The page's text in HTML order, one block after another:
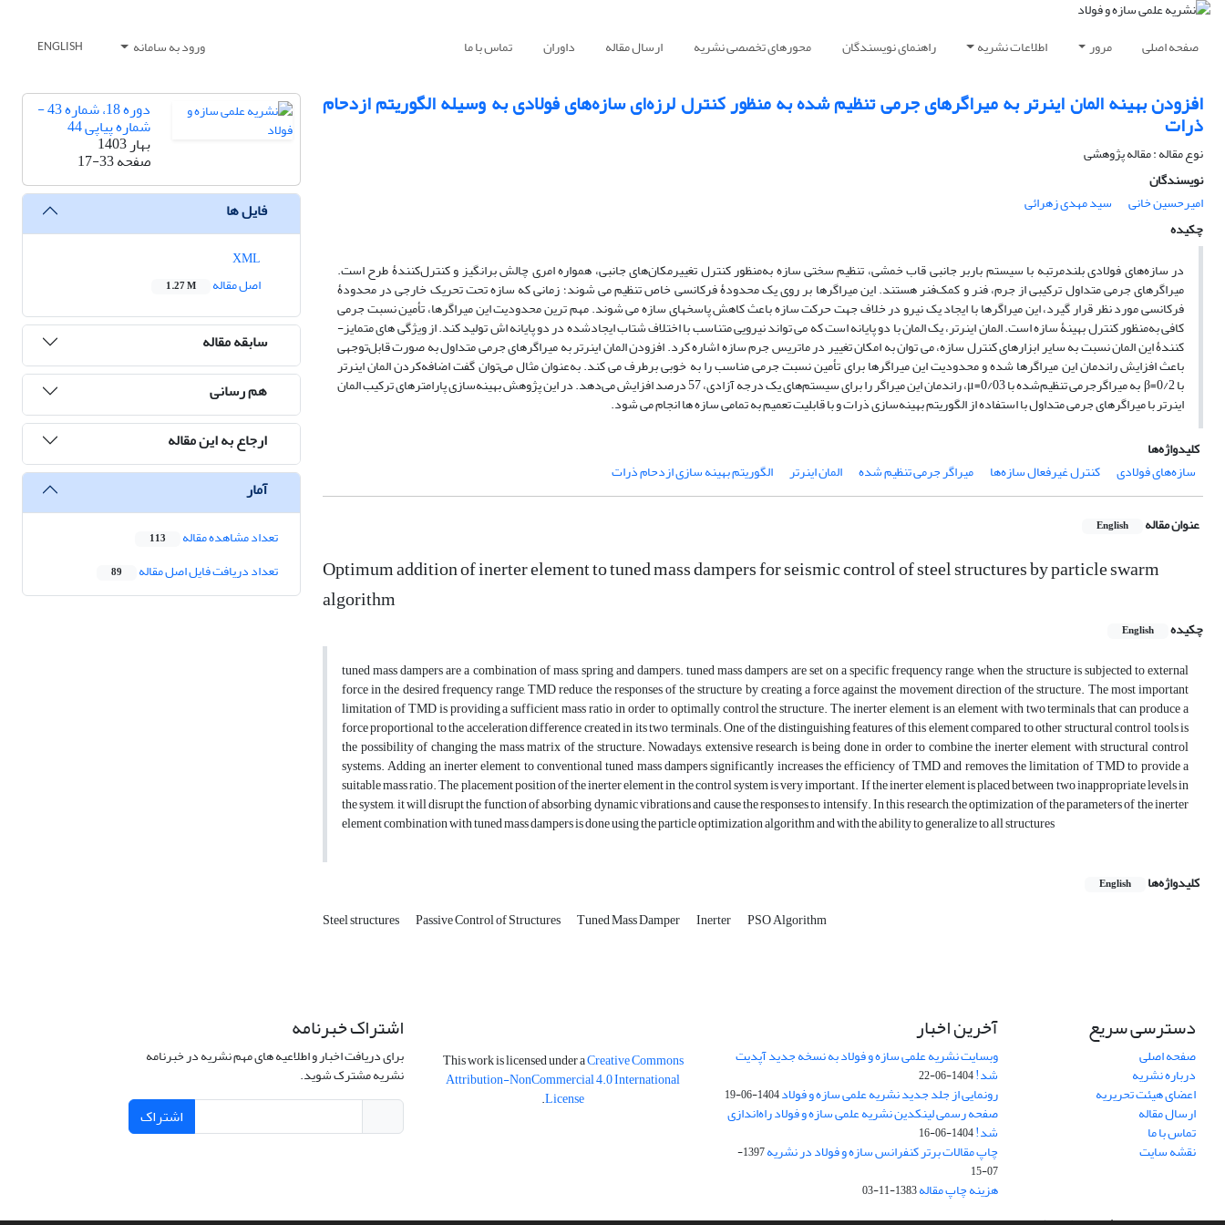
صفحه اصلی مرور اطلاعات نشریه راهنمای نویسندگان محورهای تخصصی نشریه ارسال مقاله داوران تماس با ما ورود به سامانه ENGLISH
افزودن بهینه المان اینرتر به میراگرهای جرمی تنظیم شده به منظور کنترل لرزه‌ای سازه‌های فولادی به وسیله الگوریتم ازدحام
ذرات
نوع مقاله : مقاله پژوهشی
نویسندگان
امیرحسین خانی
سید مهدی زهرائی
چکیده
در سازه‌های فولادی بلندمرتبه با سیستم باربر جانبی قاب خمشی، تنظیم سختی سازه به‌منظور کنترل تغییر‌مکان‌های جانبی، همواره امری چالش برانگیز و کنترل‌کنندۀ طرح است.
میراگرهای جرمی متداول ترکیبی از جرم، فنر و کمک‌فنر هستند. این میراگر­ها بر روی یک محدودۀ فرکانسی خاص تنظیم می­ شوند؛ زمانی که سازه تحت تحریک خارجی در محدودۀ
فرکانسی مورد نظر قرار گیرد، این میراگرها با ایجاد یک نیرو در خلاف جهت حرکت سازه باعث کاهش پاسخ­های سازه می ­شوند. مهم­ ترین محدودیت این میراگرها، تأمین نسبت جرمی
کافی به‌منظور کنترل بهینۀ سازه است. المان اینرتر، یک المان با دو پایانه است که می ­تواند نیرویی متناسب با اختلاف شتاب ایجادشده در دو پایانه­ اش تولید کند. از ویژگی ­های متمایز­
کنندۀ این المان نسبت به سایر ابزار­های کنترل سازه، می­ توان به امکان تغییر در ماتریس جرم سازه اشاره کرد. افزودن المان اینرتر به میراگر­های جرمی متداول به ­صورت قابل‌توجهی
باعث افزایش راندمان این میراگر­ها شده و محدودیت این میراگرها برای تأمین نسبت جرمی مناسب را به خوبی برطرف می ­کند. به‌عنوان مثال می‌توان گفت اضافه‌کردن المان اینرتر
با0/2=
βبه میراگرجرمی تنظیم‌شده با0/03=
μ، راندمان این میراگر را برای سیستم‌های یک درجه آزادی،57درصد افزایش می‌دهد. در این پژوهش بهینه‌سازی پارامتر­های ترکیب المان
اینرتر با میراگرهای جرمی متداول با استفاده از الگوریتم بهینه‌سازی ذرات و با قابلیت تعمیم به تمامی سازه­ ها انجام می­ شود.
کلیدواژه‌ها
سازه‌های فولادی
کنترل غیرفعال سازه‌ها میراگر جرمی تنظیم شده المان اینرتر الگوریتم بهینه سازی ازدحام ذرات
عنوان مقاله English
Optimum addition of inerter element to tuned mass dampers for seismic control of steel structures by particle swarm
algorithm
چکیده English
tuned mass dampers are a combination of mass, spring and dampers. tuned mass dampers are set on a specific frequency range, when the structure is subjected to external
force in the desired frequency range, TMD reduce the responses of the structure by creating a force against the movement direction of the structure. The most important
limitation of TMD is providing a sufficient mass ratio in order to optimally control the structure. The inerter element is an element with two terminals that can produce a
force proportional to the acceleration difference created in its two terminals. One of the distinguishing features of this element compared to other structural control tools is
the possibility of changing the mass matrix of the structure. Nowadays, extensive research is being done in order to combine the inerter element with structural control
systems. Adding an inerter element to conventional tuned mass dampers significantly increases the efficiency of TMD and removes the limitation of TMD to provide a
suitable mass ratio. The placement position of the inerter element in the control system is very important. If the inerter element is placed between two inappropriate levels in
the system, it will disrupt the function of absorbing dynamic vibrations and cause the responses to intensify. In this research, the optimization of the parameters of the inerter
element combination with tuned mass dampers is done using the particle optimization algorithm and with the ability to generalize to all structures
کلیدواژه‌ها English
Steel structures Passive Control of Structures Tuned Mass Damper Inerter PSO Algorithm
دوره 18، شماره 43 -
شماره پیاپی 44
بهار 1403
صفحه17-33
فایل ها
اصل مقاله
1.27 M
سابقه مقاله
هم رسانی
ارجاع به این مقاله
آمار
تعداد مشاهده مقاله 113
تعداد دریافت فایل اصل مقاله 89
دسترسی سریع
صفحه اصلی
درباره نشریه
اعضای هیئت تحریریه
ارسال مقاله
تماس با ما
نقشه سایت
آخرین اخبار
وبسایت نشریه علمی سازه و فولاد به نسخه جدید آپدیت
شد!1404-06-22
رونمایی از جلد جدید نشریه علمی سازه و فولاد1404-06-19
صفحه رسمی لینکدین نشریه علمی سازه و فولاد راه‌اندازی
شد!1404-06-16
چاپ مقالات برتر کنفرانس سازه و فولاد در نشریه
1397-
07-15
هزینه چاپ مقاله1383-11-03
This work is licensed under aCreative Commons
Attribution-NonCommercial 4.0 International
License
.
اشتراک خبرنامه
برای دریافت اخبار و اطلاعیه های مهم نشریه در خبرنامه
نشریه مشترک شوید.
اشتراک